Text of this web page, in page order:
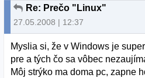
Re: Prečo "Linux"
27.05.2008 | 12:37
Myslia si, že v Windows je
pre a tých čo sa vôbec
Môj strýko ma doma pc, zapne